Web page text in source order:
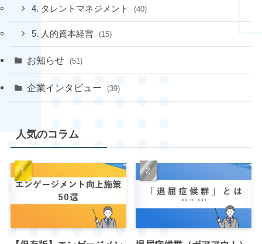
4. タレントマネジメント (40)
5. 人的資本経営 (15)
お知らせ (51)
企業インタビュー (39)
人気のコラム